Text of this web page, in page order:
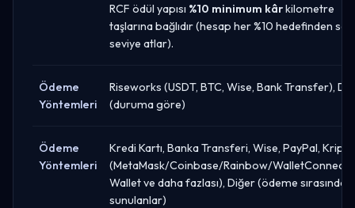
RCF ödül yapısı %10 minimum kârkilometre
taşlarına bağlıdır (hesap her %10 hedefinden
seviye atlar).
Ödeme
Yöntemleri
Riseworks (USDT, BTC, Wise, Bank Transfer),
(duruma göre)
Ödeme
Yöntemleri
Kredi Kartı, Banka Transferi, Wise, PayPal, Kripto
(MetaMask/Coinbase/Rainbow/WalletConnect/
Wallet ve daha fazlası), Diğer (ödeme sırasında
sunulanlar)